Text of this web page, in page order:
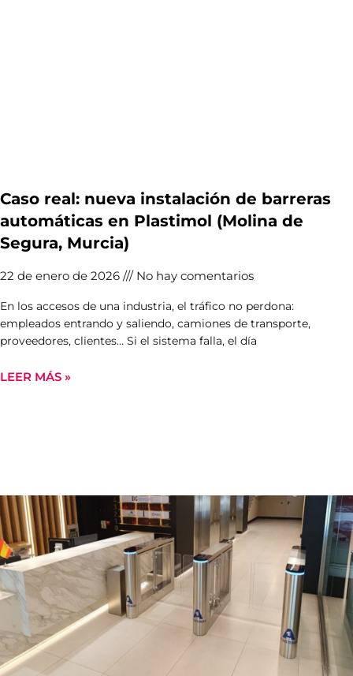
Caso real: nueva instalación de barreras
automáticas en Plastimol (Molina de
Segura, Murcia)
22 de enero de 2026 No hay comentarios
En los accesos de una industria, el tráfico no perdona:
empleados entrando y saliendo, camiones de transporte,
proveedores, clientes… Si el sistema falla, el día
LEER MÁS »